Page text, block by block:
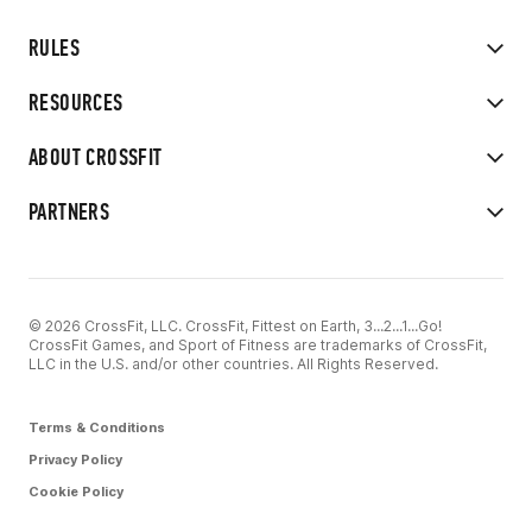
RULES
RESOURCES
ABOUT CROSSFIT
PARTNERS
© 2026 CrossFit, LLC. CrossFit, Fittest on Earth, 3...2...1...Go!
CrossFit Games, and Sport of Fitness are trademarks of CrossFit,
LLC in the U.S. and/or other countries. All Rights Reserved.
Terms & Conditions
Privacy Policy
Cookie Policy